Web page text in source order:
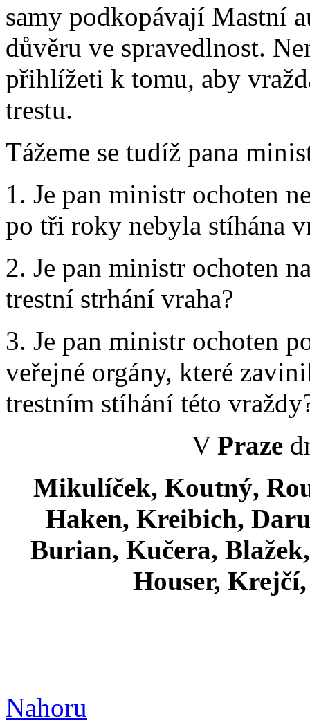
samy podkopávají Mastní
důvěru ve spravedlnost.
přihlížeti k tomu, aby
trestu.
Tážeme se tudíž pana
1. Je pan ministr ochoten
po tři roky nebyla stíhána
2. Je pan ministr ochoten
trestní strhání vraha?
3. Je pan ministr ochoten
veřejné orgány, které
trestním stíhání této
V Praze
Mikulíček, Koutný,
Haken, Kreibich,
Burian, Kučera,
Houser,
Nahoru